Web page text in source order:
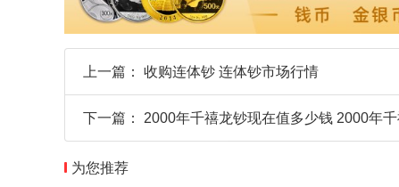
上一篇： 收购连体钞 连体钞市场行情
下一篇： 2000年千禧龙钞现在值多少钱 2000年
为您推荐